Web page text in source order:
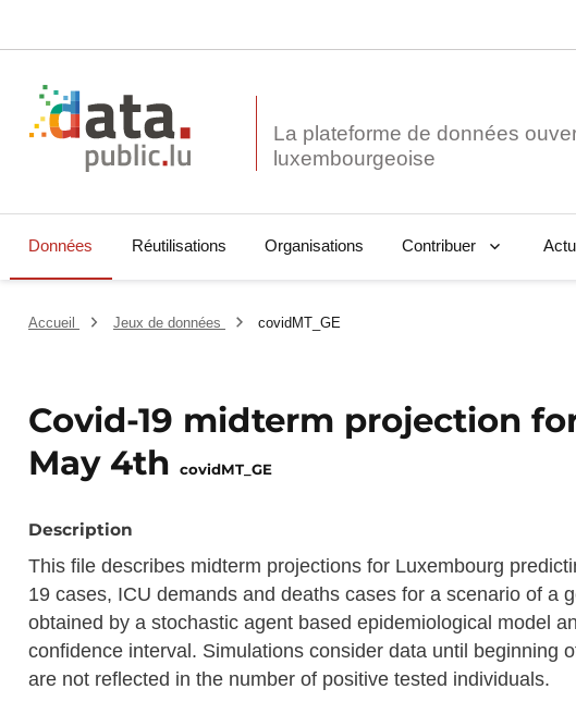
La plateforme de données
Données Réutilisations Organisations Contribuer
Accueil Jeux de données covidMT_GE
Covid-19 midterm projection
May 4thcovidMT_GE
Description
This file describes midterm projections for Luxembourg
19 cases, ICU demands and deaths cases for a scenario of a
obtained by a stochastic agent based epidemiological model
confidence interval. Simulations consider data until beginning
are not reflected in the number of positive tested individuals.